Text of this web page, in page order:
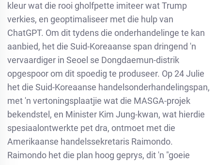
kleur wat die rooi gholfpette imiteer wat Trump
verkies, en geoptimaliseer met die hulp van
ChatGPT. Om dit tydens die onderhandelinge te kan
aanbied, het die Suid-Koreaanse span dringend 'n
vervaardiger in Seoel se Dongdaemun-distrik
opgespoor om dit spoedig te produseer. Op 24 Julie
het die Suid-Koreaanse handelsonderhandelingspan,
met 'n vertoningsplaatjie wat die MASGA-projek
bekendstel, en Minister Kim Jung-kwan, wat hierdie
spesiaalontwerkte pet dra, ontmoet met die
Amerikaanse handelssekretaris Raimondo.
Raimondo het die plan hoog geprys, dit 'n "goeie